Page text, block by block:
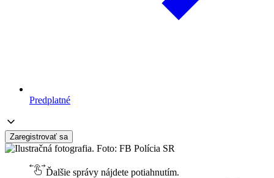
Predplatné
Zaregistrovať sa
Ďalšie správy nájdete potiahnutím.